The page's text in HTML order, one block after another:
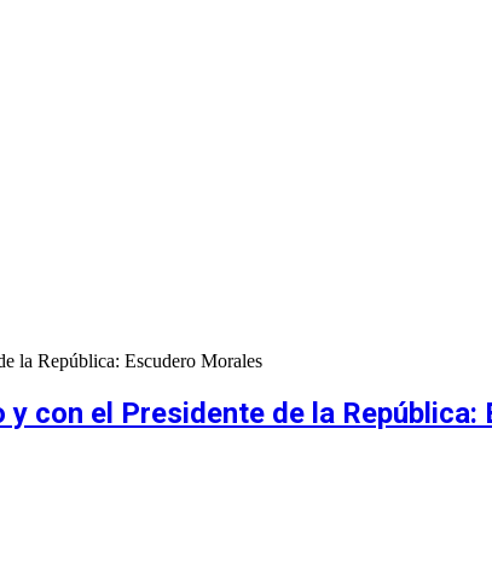
la República: Escudero Morales
con el Presidente de la República: